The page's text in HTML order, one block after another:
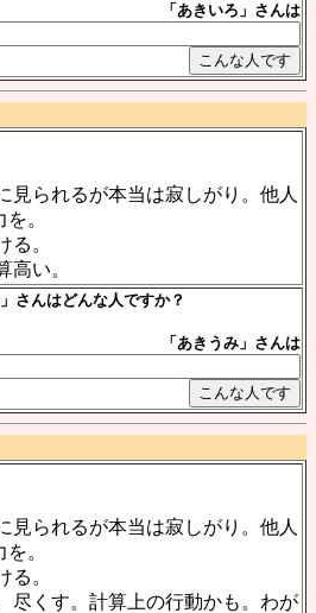
「あきいろ」さんは
見られるが本当は寂しがり。他人
。
る。
高い。
さんはどんな人ですか？
「あきうみ」さんは
見られるが本当は寂しがり。他人
。
る。
尽くす。計算上の行動かも。わが